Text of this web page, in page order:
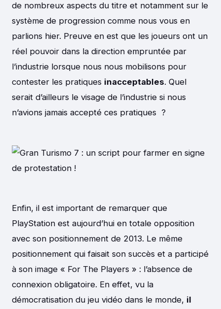
de nombreux aspects du titre et notamment sur le
système de progression comme nous vous en
parlions hier. Preuve en est que les joueurs ont un
réel pouvoir dans la direction empruntée par
l’industrie lorsque nous nous mobilisons pour
contester les pratiques inacceptables. Quel
serait d’ailleurs le visage de l’industrie si nous
n’avions jamais accepté ces pratiques ?
Enfin, il est important de remarquer que
PlayStation est aujourd’hui en totale opposition
avec son positionnement de 2013. Le même
positionnement qui faisait son succès et a participé
à son image « For The Players » : l’absence de
connexion obligatoire. En effet, vu la
démocratisation du jeu vidéo dans le monde, il